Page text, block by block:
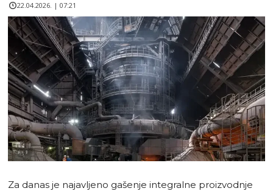
22.04.2026. | 07:21
Za danas je najavljeno gašenje integralne proizvodnje